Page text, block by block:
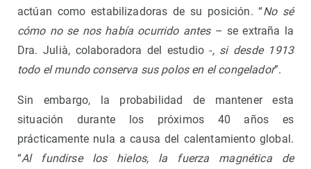
actúan como estabilizadoras de su posición. “No sé
cómo no se nos había ocurrido antes– se extraña la
Dra. Julià, colaboradora del estudio -, si desde 1913
todo el mundo conserva sus polos en el congelador”.
Sin embargo, la probabilidad de mantener esta
situación durante los próximos 40 años es
prácticamente nula a causa del calentamiento global.
“Al fundirse los hielos, la fuerza magnética de